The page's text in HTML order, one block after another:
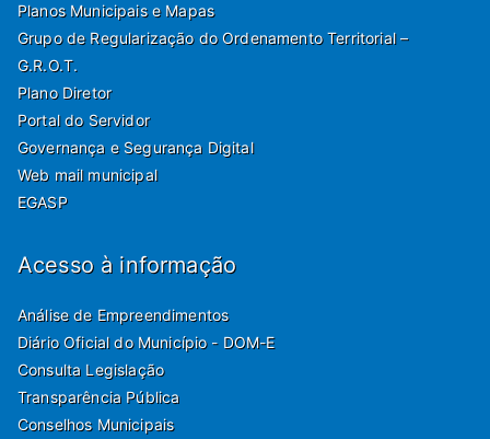
Planos Municipais e Mapas
Grupo de Regularização do Ordenamento Territorial –
G.R.O.T.
Plano Diretor
Portal do Servidor
Governança e Segurança Digital
Web mail municipal
EGASP
Acesso à informação
Análise de Empreendimentos
Diário Oficial do Município - DOM-E
Consulta Legislação
Transparência Pública
Conselhos Municipais